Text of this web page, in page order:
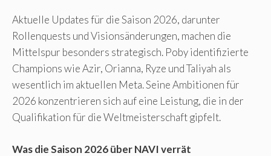
Aktuelle Updates für die Saison 2026, darunter
Rollenquests und Visionsänderungen, machen die
Mittelspur besonders strategisch. Poby identifizierte
Champions wie Azir, Orianna, Ryze und Taliyah als
wesentlich im aktuellen Meta. Seine Ambitionen für
2026 konzentrieren sich auf eine Leistung, die in der
Qualifikation für die Weltmeisterschaft gipfelt.
Was die Saison 2026 über NAVI verrät